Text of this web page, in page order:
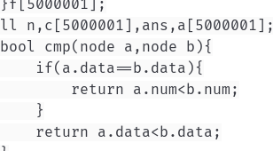
}f[5000001];
ll n,c[5000001],ans,a[5000001];
bool cmp(node a,node b){
    if(a.data==b.data){
        return a.num<b.num;
    }
    return a.data<b.data;